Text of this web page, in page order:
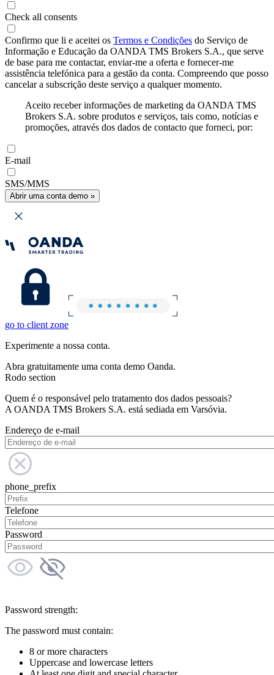
Check all consents
Confirmo que li e aceitei os Termos e Condições do Serviço de
Informação e Educação da OANDA TMS Brokers S.A., que serve
de base para me contactar, enviar-me a oferta e fornecer-me
assistência telefónica para a gestão da conta. Compreendo que posso
cancelar a subscrição deste serviço a qualquer momento.
Aceito receber informações de marketing da OANDA TMS
Brokers S.A. sobre produtos e serviços, tais como, notícias e
promoções, através dos dados de contacto que forneci, por:
E-mail
SMS/MMS
Abrir uma conta demo »
go to client zone
Experimente a nossa conta.
Abra gratuitamente uma conta demo Oanda.
Rodo section
Quem é o responsável pelo tratamento dos dados pessoais?
A OANDA TMS Brokers S.A. está sediada em Varsóvia.
Endereço de e-mail
phone_prefix
Telefone
Password
Password strength:
The password must contain:
8 or more characters
Uppercase and lowercase letters